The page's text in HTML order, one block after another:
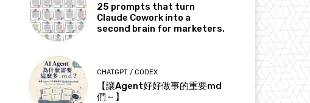
25 prompts that turn
Claude Cowork into a
second brain for marketers.
CHATGPT / CODEX
【讓Agent好好做事的重要md
們～】